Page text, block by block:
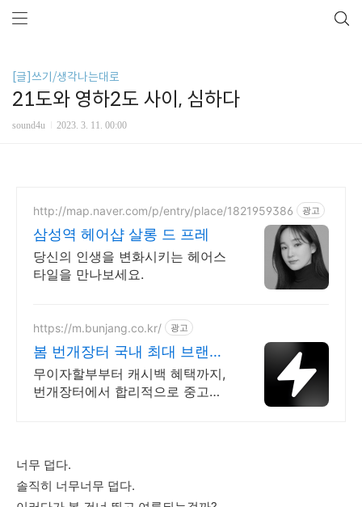
[글]쓰기/생각나는대로
21도와 영하2도 사이, 심하다
sound4u 2023. 3. 11. 00:00
http://map.naver.com/p/entry/place/1821959386 광고
삼성역 헤어샵 살롱 드 프레
당신의 인생을 변화시키는 헤어스
타일을 만나보세요.
https://m.bunjang.co.kr/ 광고
봄 번개장터 국내 최대 브랜드
중고거래
무이자할부부터 캐시백 혜택까지,
번개장터에서 합리적으로 중고거
너무 덥다.
솔직히 너무너무 덥다.